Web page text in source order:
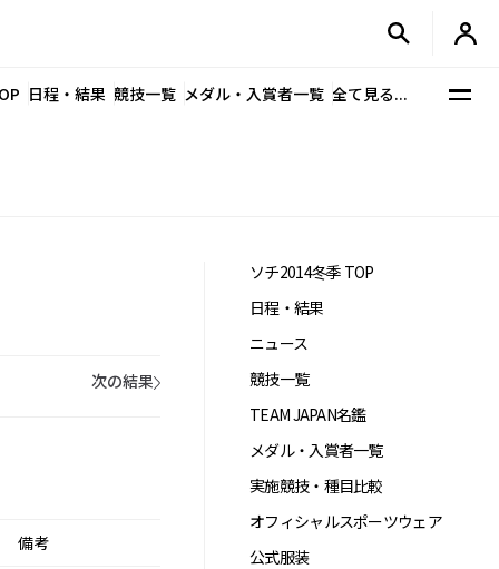
日程・結果 競技一覧 メダル・入賞者一覧 全て見る...
次の結果
備考
ソチ2014冬季 TOP
日程・結果
ニュース
競技一覧
TEAM JAPAN名鑑
メダル・入賞者一覧
実施競技・種目比較
オフィシャルスポーツウェア
公式服装